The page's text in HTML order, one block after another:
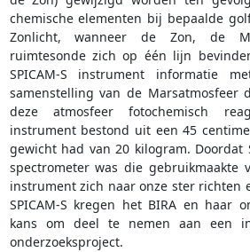
chemische elementen bij bepaalde
Zonlicht, wanneer de Zon, de
ruimtesonde zich op één lijn
SPICAM-S instrument informatie
samenstelling van de Marsatmosfeer
deze atmosfeer fotochemisch
instrument bestond uit een 45
gewicht had van 20 kilogram. Doordat
spectrometer was die gebruikmaakte
instrument zich naar onze ster richten
SPICAM-S kregen het BIRA en haar
kans om deel te nemen aan een
onderzoeksproject.